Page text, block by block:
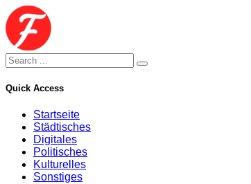
Quick Access
Startseite
Städtisches
Digitales
Politisches
Kulturelles
Sonstiges